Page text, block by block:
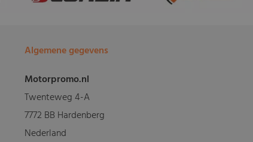
Algemene gegevens
Motorpromo.nl
Twenteweg 4-A
7772 BB Hardenberg
Nederland